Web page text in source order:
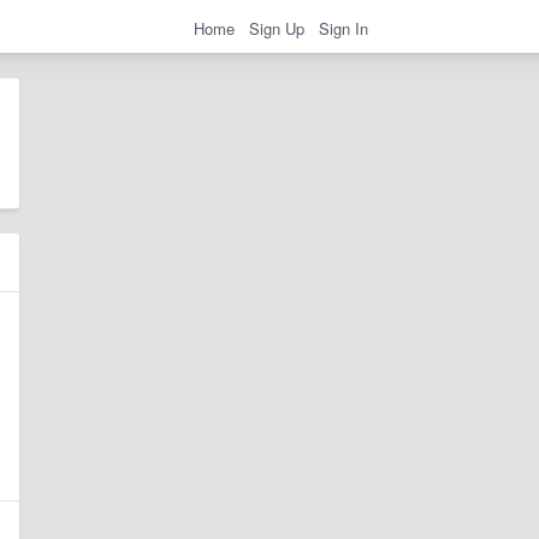
Home Sign Up Sign In